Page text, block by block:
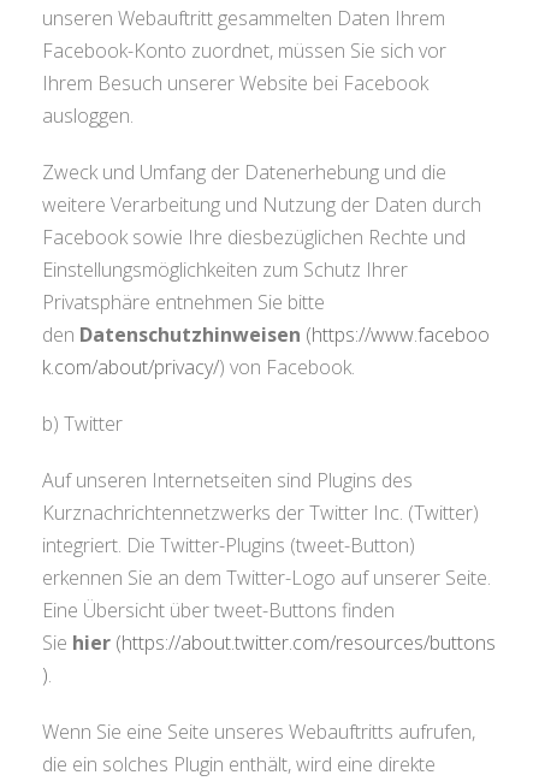
unseren Webauftritt gesammelten Daten Ihrem
Facebook-Konto zuordnet, müssen Sie sich vor
Ihrem Besuch unserer Website bei Facebook
ausloggen.
Zweck und Umfang der Datenerhebung und die
weitere Verarbeitung und Nutzung der Daten durch
Facebook sowie Ihre diesbezüglichen Rechte und
Einstellungsmöglichkeiten zum Schutz Ihrer
Privatsphäre entnehmen Sie bitte
den Datenschutzhinweisen (https://www.faceboo
k.com/about/privacy/) von Facebook.
b) Twitter
Auf unseren Internetseiten sind Plugins des
Kurznachrichtennetzwerks der Twitter Inc. (Twitter)
integriert. Die Twitter-Plugins (tweet-Button)
erkennen Sie an dem Twitter-Logo auf unserer Seite.
Eine Übersicht über tweet-Buttons finden
Sie hier (https://about.twitter.com/resources/buttons
).
Wenn Sie eine Seite unseres Webauftritts aufrufen,
die ein solches Plugin enthält, wird eine direkte